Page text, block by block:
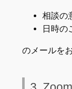
相談の
日時の
のメールを